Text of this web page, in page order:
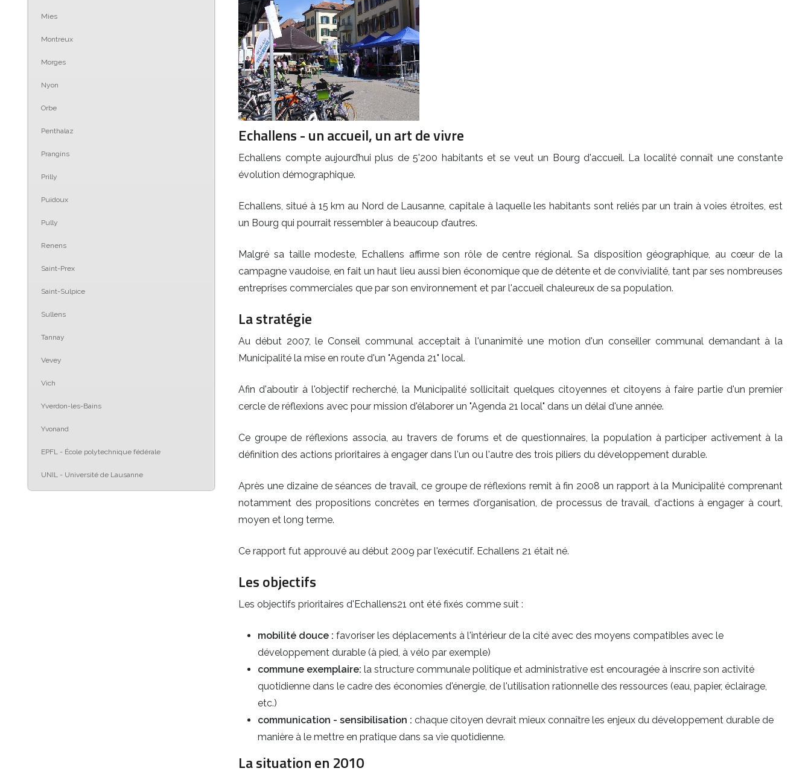
Mies
Montreux
Morges
Nyon
Orbe
Penthalaz
Prangins
Prilly
Puidoux
Pully
Renens
Saint-Prex
Saint-Sulpice
Sullens
Tannay
Vevey
Vich
Yverdon-les-Bains
Yvonand
EPFL - École polytechnique fédérale
UNIL - Université de Lausanne
Echallens - un accueil, un art de vivre
Echallens compte aujourd’hui plus de 5'200 habitants et se veut un Bourg d'accueil. La localité connaît une constante
évolution démographique.
Echallens, situé à 15 km au Nord de Lausanne, capitale à laquelle les habitants sont reliés par un train à voies étroites, est
un Bourg qui pourrait ressembler à beaucoup d’autres.
Malgré sa taille modeste, Echallens affirme son rôle de centre régional. Sa disposition géographique, au cœur de la
campagne vaudoise, en fait un haut lieu aussi bien économique que de détente et de convivialité, tant par ses nombreuses
entreprises commerciales que par son environnement et par l'accueil chaleureux de sa population.
La stratégie
Au début 2007, le Conseil communal acceptait à l'unanimité une motion d'un conseiller communal demandant à la
Municipalité la mise en route d'un "Agenda 21" local.
Afin d'aboutir à l'objectif recherché, la Municipalité sollicitait quelques citoyennes et citoyens à faire partie d'un premier
cercle de réflexions avec pour mission d'élaborer un "Agenda 21 local" dans un délai d'une année.
Ce groupe de réflexions associa, au travers de forums et de questionnaires, la population à participer activement à la
définition des actions prioritaires à engager dans l'un ou l'autre des trois piliers du développement durable.
Après une dizaine de séances de travail, ce groupe de réflexions remit à fin 2008 un rapport à la Municipalité comprenant
notamment des propositions concrètes en termes d'organisation, de processus de travail, d'actions à engager à court,
moyen et long terme.
Ce rapport fut approuvé au début 2009 par l'exécutif. Echallens 21 était né.
Les objectifs
Les objectifs prioritaires d'Echallens21 ont été fixés comme suit :
mobilité douce :favoriser les déplacements à l'intérieur de la cité avec des moyens compatibles avec le
développement durable (à pied, à vélo par exemple)
commune exemplaire:la structure communale politique et administrative est encouragée à inscrire son activité
quotidienne dans le cadre des économies d'énergie, de l'utilisation rationnelle des ressources (eau, papier, éclairage,
etc.)
communication - sensibilisation :chaque citoyen devrait mieux connaître les enjeux du développement durable de
manière à le mettre en pratique dans sa vie quotidienne.
La situation en 2010